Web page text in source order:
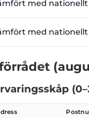
med
med